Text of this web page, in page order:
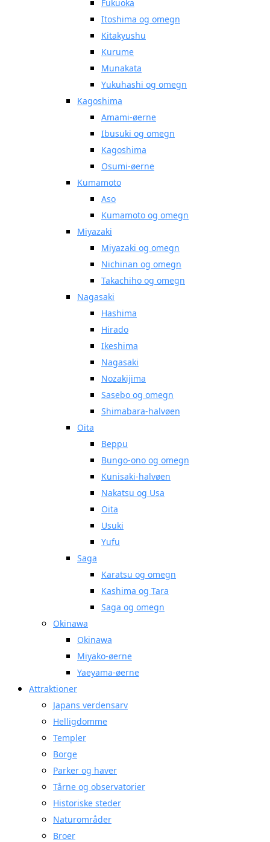
Fukuoka
Itoshima og omegn
Kitakyushu
Kurume
Munakata
Yukuhashi og omegn
Kagoshima
Amami-øerne
Ibusuki og omegn
Kagoshima
Osumi-øerne
Kumamoto
Aso
Kumamoto og omegn
Miyazaki
Miyazaki og omegn
Nichinan og omegn
Takachiho og omegn
Nagasaki
Hashima
Hirado
Ikeshima
Nagasaki
Nozakijima
Sasebo og omegn
Shimabara-halvøen
Oita
Beppu
Bungo-ono og omegn
Kunisaki-halvøen
Nakatsu og Usa
Oita
Usuki
Yufu
Saga
Karatsu og omegn
Kashima og Tara
Saga og omegn
Okinawa
Okinawa
Miyako-øerne
Yaeyama-øerne
Attraktioner
Japans verdensarv
Helligdomme
Templer
Borge
Parker og haver
Tårne og observatorier
Historiske steder
Naturområder
Broer